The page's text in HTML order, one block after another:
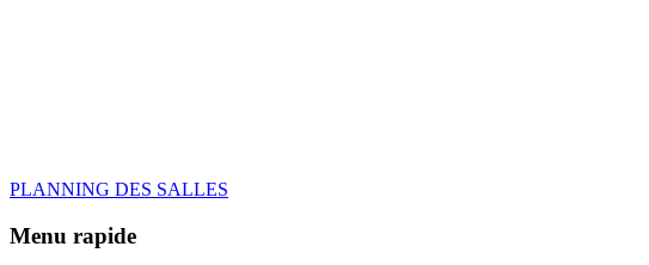
PLANNING DES SALLES
Menu rapide